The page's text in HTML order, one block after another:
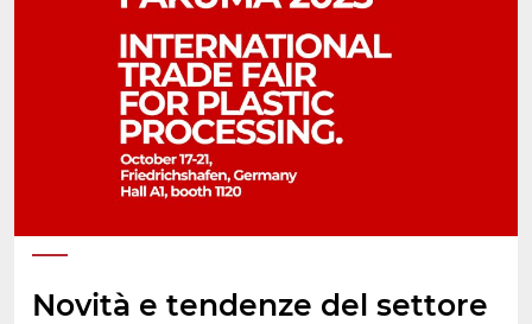
Novità e tendenze del settore